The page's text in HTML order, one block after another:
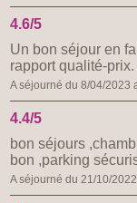
4.6/5
Un bon séjour en
rapport qualité-
A séjourné du 8/04/2023
4.4/5
bon séjours
bon ,parking
A séjourné du 21/10/